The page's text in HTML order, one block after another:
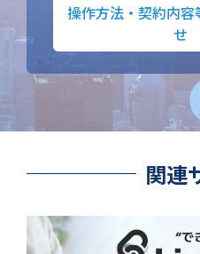
操作方法・契約内
せ
関連